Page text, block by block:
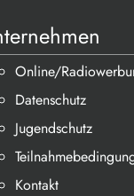
Online/
Datenschutz
Jugendschutz
Kontakt